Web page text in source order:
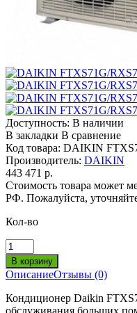
Доступность: В наличии
В закладки В сравнение
Код товара: DAIKIN
Производитель: DAIKIN
443 471 р.
Стоимость товара может
РФ. Пожалуйста,
Кол-во
ОписаниеОтзывы (0)
Кондиционер Daikin
обслуживания больших